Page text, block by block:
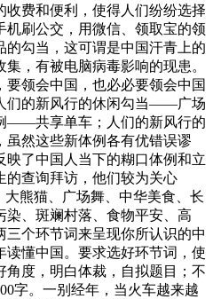
收费和便利，使得人们纷纷选择
刷公交，用微信、领取宝的领
勾当，这可谓是中国汗青上的
，有被电脑病毒影响的现患。
领会中国，也必必要领会中国
们的新风行的休闲勾当——广场
——共享单车；人们的新风行的
然这些新体例各有优错误谬
了中国人当下的糊口体例和立
的查询拜访，他们较为关心
大熊猫、广场舞、中华美食、长
、斑斓村落、食物平安、高
个环节词来呈现你所认识的中
读懂中国。要求选好环节词，使
角度，明白体裁，自拟题目；不
字。一别经年，当火车越来越